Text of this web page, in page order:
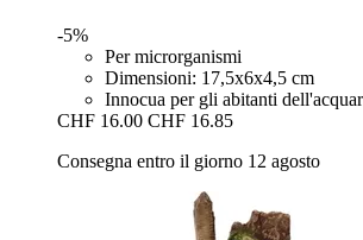
-5%
Per microrganismi
Dimensioni: 17,5x6x4,5 cm
Innocua per gli abitanti
CHF 16.00 CHF 16.85
Consegna entro il giorno 12 agosto